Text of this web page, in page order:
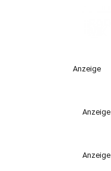
Anzeige
Anzeige
Anzeige